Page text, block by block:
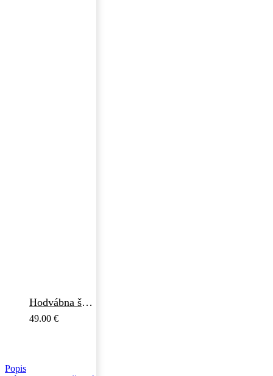
Hodvábna šatka VZOR_82, 90 x 90cm, Vyrobené na Slovensku
49.00 €
Popis